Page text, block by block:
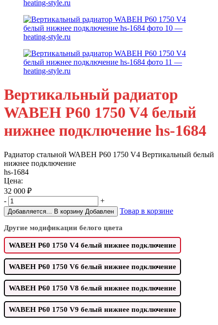
Вертикальный радиатор
WABEH P60 1750 V4 белый
нижнее подключение hs-1684
Радиатор стальной WABEH P60 1750 V4 Bертикальный белый
нижнее подключение
hs-1684
Цена:
32 000 ₽
-
+
Добавляется... В корзину Добавлен Товар в корзине
Другие модификации белого цвета
WABEH P60 1750 V4 белый нижнее подключение
WABEH P60 1750 V6 белый нижнее подключение
WABEH P60 1750 V8 белый нижнее подключение
WABEH P60 1750 V9 белый нижнее подключение